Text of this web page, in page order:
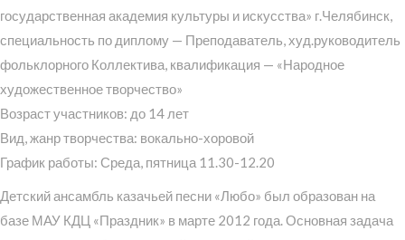
государственная академия культуры и искусства» г.Челябинск,
специальность по диплому — Преподаватель, худ.руководитель
фольклорного Коллектива, квалификация — «Народное
художественное творчество»
Возраст участников: до 14 лет
Вид, жанр творчества: вокально-хоровой
График работы: Среда, пятница 11.30-12.20
Детский ансамбль казачьей песни «Любо» был образован на
базе МАУ КДЦ «Праздник» в марте 2012 года. Основная задача